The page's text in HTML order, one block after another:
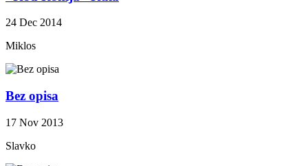
24 Dec 2014
Miklos
Bez opisa
17 Nov 2013
Slavko